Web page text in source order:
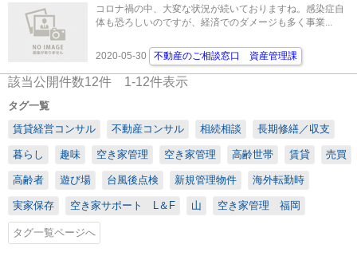
コロナ禍の中、大変な状況が続いておりますね。感染症自
体も恐ろしいのですが、経済でのダメージも多く事業...
2020-05-30 不動産のご相談窓口 資産管理課
該当公開件数12件 1-12件表示
タグ一覧
賃貸経営コンサル
不動産コンサル 相続相談 長期修繕／収支
暮らし 趣味 空き家管理 空き家管理 高齢世帯 賃貸 売買
高齢者 遊び場 台風後点検 新規管理物件 海外転勤時
実家保存 空き家サポート L＆F 山 空き家管理 福岡
タグ一覧ページへ